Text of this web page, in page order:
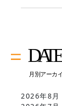
2026年8月